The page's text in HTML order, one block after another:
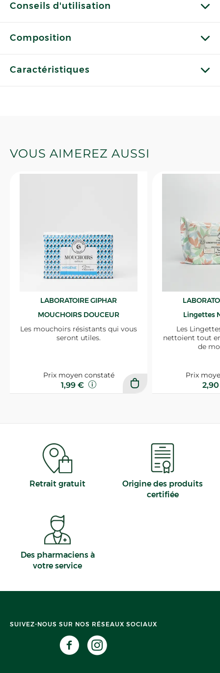
Conseils d'utilisation
Composition
Caractéristiques
VOUS AIMEREZ AUSSI
LABORATOIRE GIPHAR
MOUCHOIRS DOUCEUR
Les mouchoirs résistants qui vous
seront utiles.
Prix moyen constaté
1,99 €
Lingettes
Les
nettoient tout
de
Prix
Retrait gratuit
Origine des produits
certifiée
Des pharmaciens à
votre service
SUIVEZ-NOUS SUR NOS RÉSEAUX SOCIAUX